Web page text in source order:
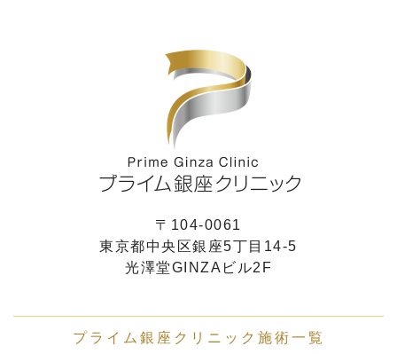
〒104-0061
東京都中央区銀座5丁目14-5
光澤堂GINZAビル2F
プライム銀座クリニック施術一覧